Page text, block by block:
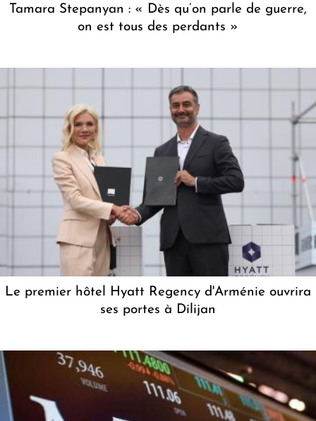
Tamara Stepanyan : « Dès qu’on parle de guerre,
on est tous des perdants »
Le premier hôtel Hyatt Regency d'Arménie ouvrira
ses portes à Dilijan